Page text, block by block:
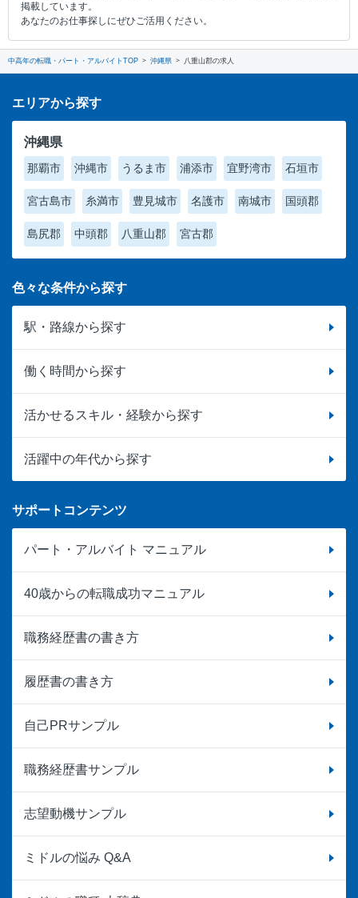
掲載しています。
あなたのお仕事探しにぜひご活用ください。
中高年の転職・パート・アルバイトTOP 沖縄県 八重山郡の求人
エリアから探す
沖縄県
那覇市 沖縄市 うるま市 浦添市 宜野湾市 石垣市
宮古島市 糸満市 豊見城市 名護市 南城市 国頭郡
島尻郡 中頭郡 八重山郡 宮古郡
色々な条件から探す
駅・路線から探す
働く時間から探す
活かせるスキル・経験から探す
活躍中の年代から探す
サポートコンテンツ
パート・アルバイト マニュアル
40歳からの転職成功マニュアル
職務経歴書の書き方
履歴書の書き方
自己PRサンプル
職務経歴書サンプル
志望動機サンプル
ミドルの悩み Q&A